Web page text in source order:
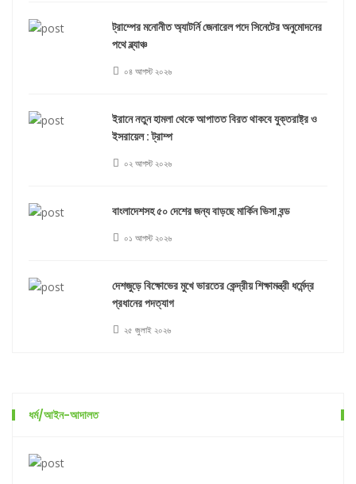
ট্রাম্পের মনোনীত অ্যাটর্নি জেনারেল পদে সিনেটের অনুমোদনের
পথে ব্ল্যাঞ্চ
০৪ আগস্ট ২০২৬
ইরানে নতুন হামলা থেকে আপাতত বিরত থাকবে যুক্তরাষ্ট্র ও
ইসরায়েল : ট্রাম্প
০২ আগস্ট ২০২৬
বাংলাদেশসহ ৫০ দেশের জন্য বাড়ছে মার্কিন ভিসা বন্ড
০১ আগস্ট ২০২৬
দেশজুড়ে বিক্ষোভের মুখে ভারতের কেন্দ্রীয় শিক্ষামন্ত্রী ধর্মেন্দ্র
প্রধানের পদত্যাগ
২৫ জুলাই ২০২৬
ধর্ম/আইন-আদালত